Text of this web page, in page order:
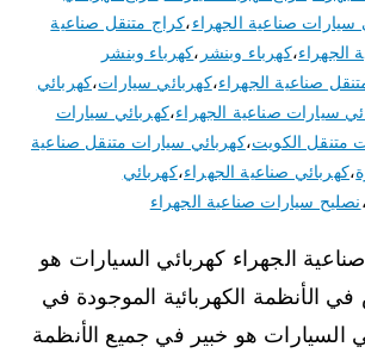
سيارات صناعية الجهراء،كراج متنقل صناعية
الجهراء،كهرباء وبنشر ،كهرباء وبنشر
صناعية الجهراء،كهربائي سيارات،كهربائي
سيارات صناعية الجهراء،كهربائي سيارات
متنقل الكويت،كهربائي سيارات متنقل صناعية
،كهربائي صناعية الجهراء،كهربائي
،نصليح سيارات صناعية الجهراء
الجهراء كهربائي السيارات هو
الأنظمة الكهربائية الموجودة في
السيارات هو خبير في جميع الأنظمة